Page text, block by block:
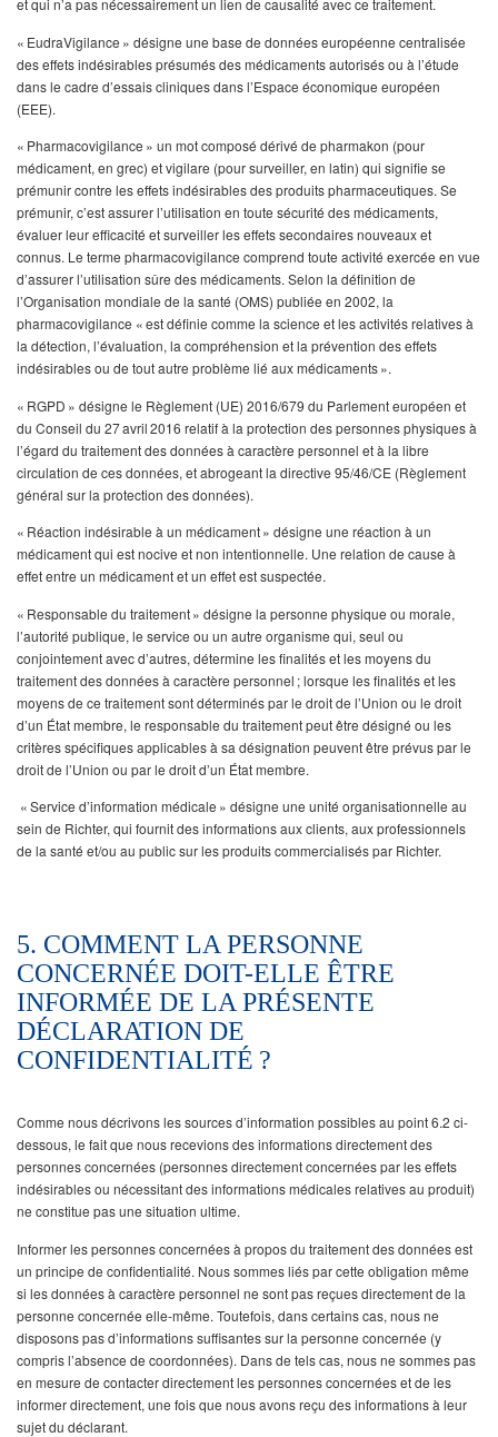
et qui n’a pas nécessairement un lien de causalité avec ce traitement.
« EudraVigilance » désigne une base de données européenne centralisée
des effets indésirables présumés des médicaments autorisés ou à l’étude
dans le cadre d’essais cliniques dans l’Espace économique européen
(EEE).
« Pharmacovigilance » un mot composé dérivé de pharmakon (pour
médicament, en grec) et vigilare (pour surveiller, en latin) qui signifie se
prémunir contre les effets indésirables des produits pharmaceutiques. Se
prémunir, c’est assurer l’utilisation en toute sécurité des médicaments,
évaluer leur efficacité et surveiller les effets secondaires nouveaux et
connus. Le terme pharmacovigilance comprend toute activité exercée en vue
d’assurer l’utilisation sûre des médicaments. Selon la définition de
l’Organisation mondiale de la santé (OMS) publiée en 2002, la
pharmacovigilance « est définie comme la science et les activités relatives à
la détection, l’évaluation, la compréhension et la prévention des effets
indésirables ou de tout autre problème lié aux médicaments ».
« RGPD » désigne le Règlement (UE) 2016/679 du Parlement européen et
du Conseil du 27 avril 2016 relatif à la protection des personnes physiques à
l’égard du traitement des données à caractère personnel et à la libre
circulation de ces données, et abrogeant la directive 95/46/CE (Règlement
général sur la protection des données).
« Réaction indésirable à un médicament » désigne une réaction à un
médicament qui est nocive et non intentionnelle. Une relation de cause à
effet entre un médicament et un effet est suspectée.
« Responsable du traitement » désigne la personne physique ou morale,
l’autorité publique, le service ou un autre organisme qui, seul ou
conjointement avec d’autres, détermine les finalités et les moyens du
traitement des données à caractère personnel ; lorsque les finalités et les
moyens de ce traitement sont déterminés par le droit de l’Union ou le droit
d’un État membre, le responsable du traitement peut être désigné ou les
critères spécifiques applicables à sa désignation peuvent être prévus par le
droit de l’Union ou par le droit d’un État membre.
« Service d’information médicale » désigne une unité organisationnelle au
sein de Richter, qui fournit des informations aux clients, aux professionnels
de la santé et/ou au public sur les produits commercialisés par Richter.
5. COMMENT LA PERSONNE
CONCERNÉE DOIT-ELLE ÊTRE
INFORMÉE DE LA PRÉSENTE
DÉCLARATION DE
CONFIDENTIALITÉ ?
Comme nous décrivons les sources d’information possibles au point 6.2 ci-
dessous, le fait que nous recevions des informations directement des
personnes concernées (personnes directement concernées par les effets
indésirables ou nécessitant des informations médicales relatives au produit)
ne constitue pas une situation ultime.
Informer les personnes concernées à propos du traitement des données est
un principe de confidentialité. Nous sommes liés par cette obligation même
si les données à caractère personnel ne sont pas reçues directement de la
personne concernée elle-même. Toutefois, dans certains cas, nous ne
disposons pas d’informations suffisantes sur la personne concernée (y
compris l’absence de coordonnées). Dans de tels cas, nous ne sommes pas
en mesure de contacter directement les personnes concernées et de les
informer directement, une fois que nous avons reçu des informations à leur
sujet du déclarant.